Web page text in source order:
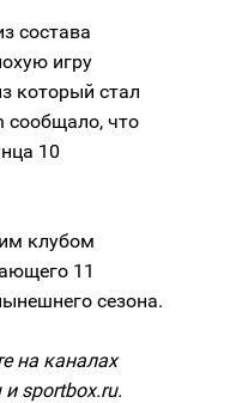
состава
игру
который стал
сообщало, что
10
клубом
11
сезона.
на каналах
sportbox.ru.